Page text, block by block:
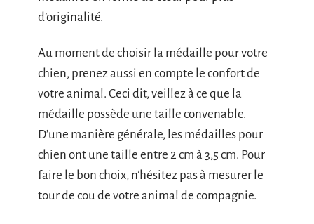
d’originalité.
Au moment de choisir la médaille pour votre
chien, prenez aussi en compte le confort de
votre animal. Ceci dit, veillez à ce que la
médaille possède une taille convenable.
D’une manière générale, les médailles pour
chien ont une taille entre 2 cm à 3,5 cm. Pour
faire le bon choix, n’hésitez pas à mesurer le
tour de cou de votre animal de compagnie.